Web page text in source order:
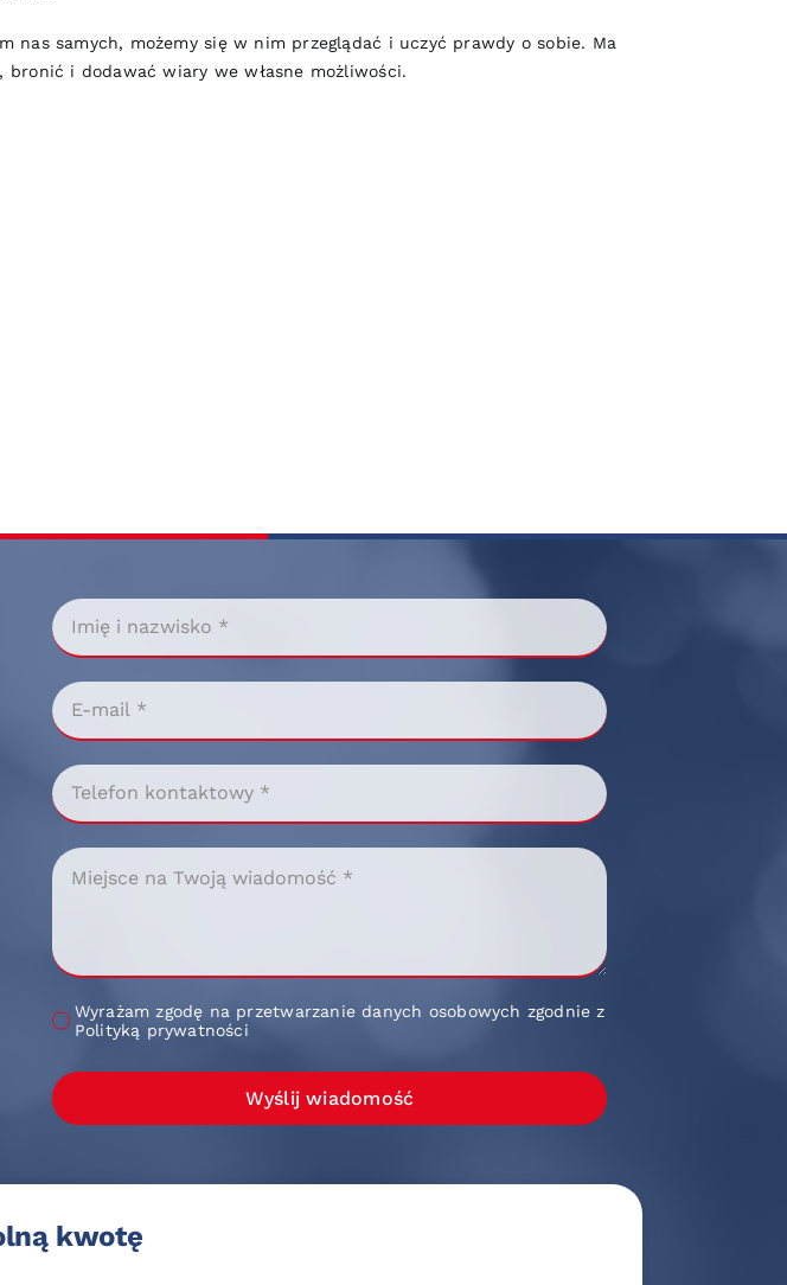
nas samych, możemy się w nim przeglądać i uczyć prawdy o sobie. Ma
i dodawać wiary we własne możliwości.
Wyrażam zgodę na przetwarzanie danych osobowych zgodnie z
Polityką prywatności
Wyślij wiadomość
kwotę